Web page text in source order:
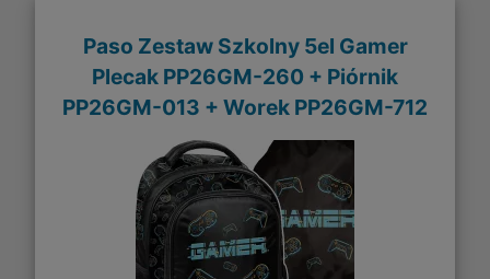
Paso Zestaw Szkolny 5el Gamer
Plecak PP26GM-260 + Piórnik
PP26GM-013 + Worek PP26GM-712